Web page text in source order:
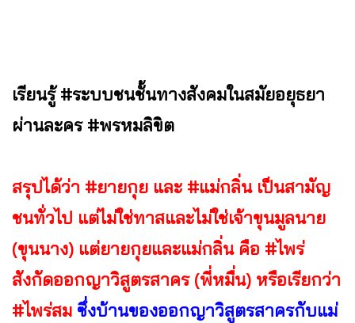
เรียนรู้ #ระบบชนชั้นทางสังคมในสมัยอยุธยา
ผ่านละคร #พรหมลิขิต
สรุปได้ว่า #ยายกุย และ #แม่กลิ่น เป็นสามัญ
ชนทั่วไป แต่ไม่ใช่ทาสและไม่ใช่เจ้าขุนมูลนาย
(ขุนนาง) แต่ยายกุยและแม่กลิ่น คือ #ไพร่
สังกัดออกญาวิสูตรสาคร (พี่หมื่น) หรือเรียกว่า
#ไพร่สม ซึ่งบ้านของออกญาวิสูตรสาครกับแม่